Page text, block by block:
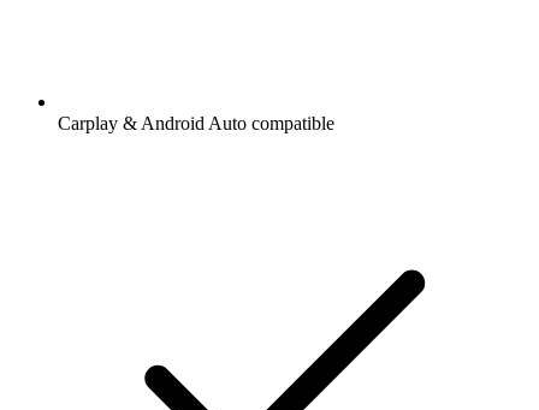
Carplay & Android Auto compatible